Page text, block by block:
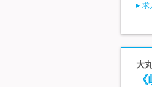
求
大